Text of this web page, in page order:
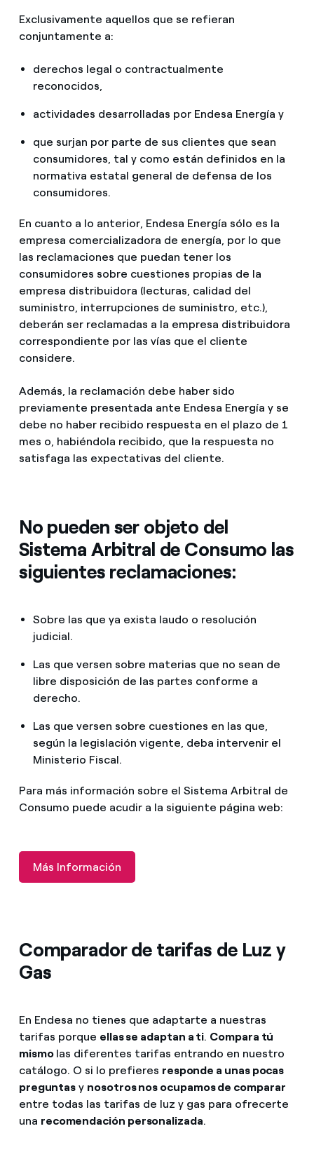
Exclusivamente aquellos que se refieran
conjuntamente a:
derechos legal o contractualmente
reconocidos,
actividades desarrolladas por Endesa Energía y
que surjan por parte de sus clientes que sean
consumidores, tal y como están definidos en la
normativa estatal general de defensa de los
consumidores.
En cuanto a lo anterior, Endesa Energía sólo es la
empresa comercializadora de energía, por lo que
las reclamaciones que puedan tener los
consumidores sobre cuestiones propias de la
empresa distribuidora (lecturas, calidad del
suministro, interrupciones de suministro, etc.),
deberán ser reclamadas a la empresa distribuidora
correspondiente por las vías que el cliente
considere.
Además, la reclamación debe haber sido
previamente presentada ante Endesa Energía y se
debe no haber recibido respuesta en el plazo de 1
mes o, habiéndola recibido, que la respuesta no
satisfaga las expectativas del cliente.
No pueden ser objeto del
Sistema Arbitral de Consumo las
siguientes reclamaciones:
Sobre las que ya exista laudo o resolución
judicial.
Las que versen sobre materias que no sean de
libre disposición de las partes conforme a
derecho.
Las que versen sobre cuestiones en las que,
según la legislación vigente, deba intervenir el
Ministerio Fiscal.
Para más información sobre el Sistema Arbitral de
Consumo puede acudir a la siguiente página web:
Más Información
Comparador de tarifas de Luz y
Gas
En Endesa no tienes que adaptarte a nuestras
tarifas porque ellas se adaptan a ti. Compara tú
mismolas diferentes tarifas entrando en nuestro
catálogo. O si lo prefieres responde a unas pocas
preguntas y nosotros nos ocupamos de comparar
entre todas las tarifas de luz y gas para ofrecerte
una recomendación personalizada.